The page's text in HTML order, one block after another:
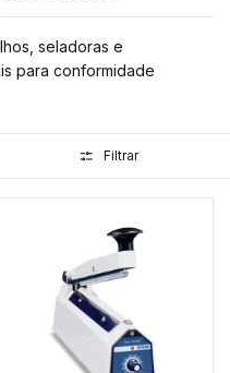
seladoras e
para conformidade
Filtrar